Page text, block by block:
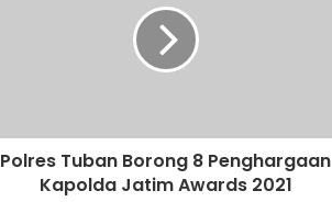
Polres Tuban Borong 8 Penghargaan
Kapolda Jatim Awards 2021